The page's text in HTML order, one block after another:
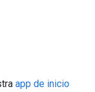
app de inicio